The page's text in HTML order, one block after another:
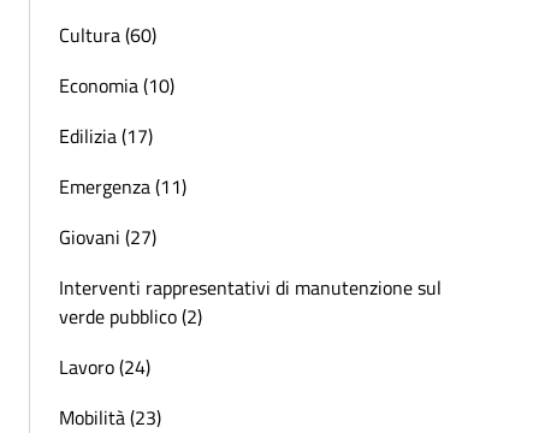
Cultura (60)
Economia (10)
Edilizia (17)
Emergenza (11)
Giovani (27)
Interventi rappresentativi di manutenzione sul
verde pubblico (2)
Lavoro (24)
Mobilità (23)